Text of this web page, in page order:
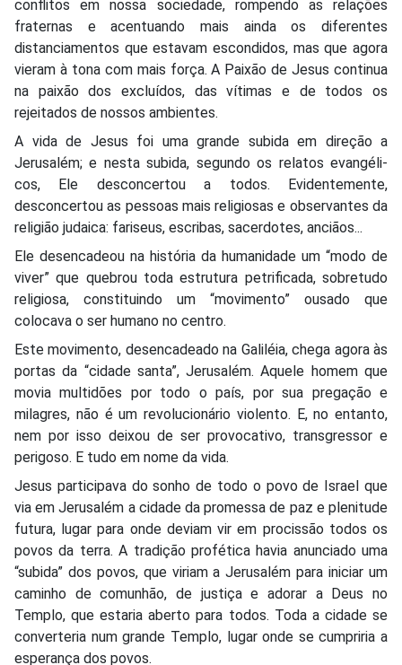
conflitos em nossa sociedade, rompendo as relações
fraternas e acentuando mais ainda os diferentes
distanciamentos que estavam escondidos, mas que agora
vieram à tona com mais força. A Paixão de Jesus continua
na paixão dos excluídos, das vítimas e de todos os
rejeitados de nossos ambientes.
A vida de Jesus foi uma grande subida em direção a
Jerusalém; e nesta subida, segundo os relatos evangéli-
cos, Ele desconcertou a todos. Evidentemente,
desconcertou as pessoas mais religiosas e observantes da
religião judaica: fariseus, escribas, sacerdotes, anciãos...
Ele desencadeou na história da humanidade um “modo de
viver” que quebrou toda estrutura petrificada, sobretudo
religiosa, constituindo um “movimento” ousado que
colocava o ser humano no centro.
Este movimento, desencadeado na Galiléia, chega agora às
portas da “cidade santa”, Jerusalém. Aquele homem que
movia multidões por todo o país, por sua pregação e
milagres, não é um revolucionário violento. E, no entanto,
nem por isso deixou de ser provocativo, transgressor e
perigoso. E tudo em nome da vida.
Jesus participava do sonho de todo o povo de Israel que
via em Jerusalém a cidade da promessa de paz e plenitude
futura, lugar para onde deviam vir em procissão todos os
povos da terra. A tradição profética havia anunciado uma
“subida” dos povos, que viriam a Jerusalém para iniciar um
caminho de comunhão, de justiça e adorar a Deus no
Templo, que estaria aberto para todos. Toda a cidade se
converteria num grande Templo, lugar onde se cumpriria a
esperança dos povos.